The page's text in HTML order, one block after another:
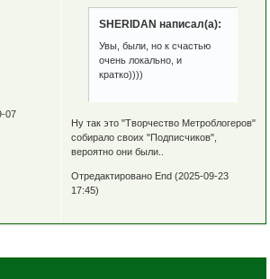
07
SHERIDAN написал(а):
Увы, были, но к счастью
очень локально, и
кратко))))
Ну так это "Творчество Метроблогеров"
собирало своих "Подписчиков",
вероятно они были..
Отредактировано End (2025-09-23
17:45)